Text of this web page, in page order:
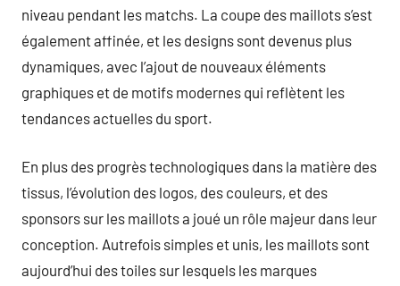
niveau pendant les matchs. La coupe des maillots s’est
également affinée, et les designs sont devenus plus
dynamiques, avec l’ajout de nouveaux éléments
graphiques et de motifs modernes qui reflètent les
tendances actuelles du sport.
En plus des progrès technologiques dans la matière des
tissus, l’évolution des logos, des couleurs, et des
sponsors sur les maillots a joué un rôle majeur dans leur
conception. Autrefois simples et unis, les maillots sont
aujourd’hui des toiles sur lesquels les marques